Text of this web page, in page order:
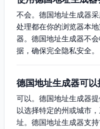
不会。德国地址生成器
处理都在你的浏览器本
器。德国地址生成器不
据，确保完全隐私安全。
德国地址生成器可
可以。德国地址生成器
以选择特定的州或城市
址。德国地址生成器支